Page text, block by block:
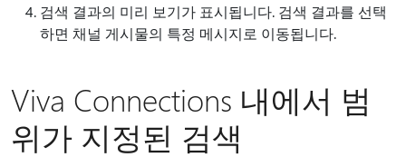
검색 결과의 미리 보기가 표시됩니다. 검색 결과를 선택
하면 채널 게시물의 특정 메시지로 이동됩니다.
Viva Connections 내에서 범
위가 지정된 검색